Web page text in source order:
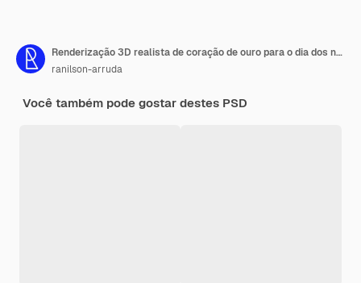
Renderização 3D realista de coração de ouro para o dia dos namorados
ranilson-arruda
Você também pode gostar destes PSD